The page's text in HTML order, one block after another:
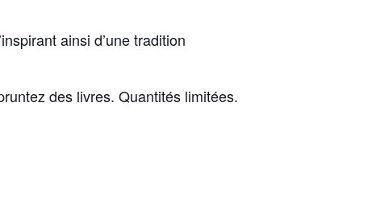
ainsi d’une tradition
des livres. Quantités limitées.